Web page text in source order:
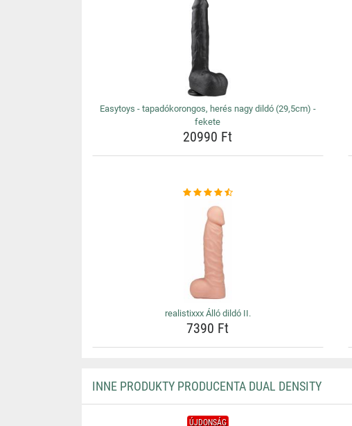
Easytoys - tapadókorongos, herés nagy dildó (29,5cm) -
fekete
20990 Ft
realistixxx Álló dildó II.
7390 Ft
INNE PRODUKTY PRODUCENTA DUAL DENSITY
ÚJDONSÁG